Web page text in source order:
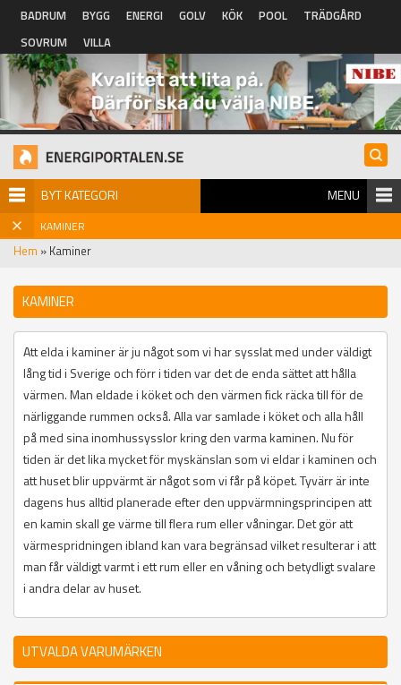
Hoppa till huvudinnehåll
BADRUM BYGG ENERGI GOLV KÖK POOL
TRÄDGÅRD
SOVRUM
VILLA
BYT KATEGORI MENU
KAMINER
Hem » Kaminer
KAMINER
Att elda i kaminer är ju något som vi har sysslat med under väldigt
lång tid i Sverige och förr i tiden var det de enda sättet att hålla
värmen. Man eldade i köket och den värmen fick räcka till för de
närliggande rummen också. Alla var samlade i köket och alla håll
på med sina inomhussysslor kring den varma kaminen. Nu för
tiden är det lika mycket för myskänslan som vi eldar i kaminen och
att huset blir uppvärmt är något som vi får på köpet. Tyvärr är inte
dagens hus alltid planerade efter den uppvärmningsprincipen att
en kamin skall ge värme till flera rum eller våningar. Det gör att
värmespridningen ibland kan vara begränsad vilket resulterar i att
man får väldigt varmt i ett rum eller en våning och betydligt svalare
i andra delar av huset.
UTVALDA VARUMÄRKEN